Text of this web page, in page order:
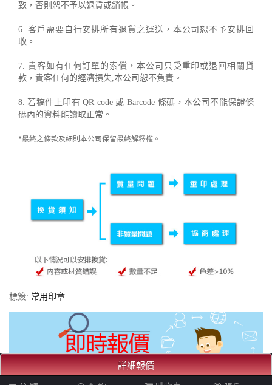
致，否則恕不予以退貨或銷帳。
6. 客戶需要自行安排所有退貨之運送，本公司恕不予安排回
收。
7. 貴客如有任何訂單的索償，本公司只受重印或退回相關貨
款，貴客任何的經濟損失,本公司恕不負責。
8. 若稿件上印有 QR code 或 Barcode 條碼，本公司不能保證條
碼內的資料能讀取正常。
*最終之條款及細則本公司保留最終解釋權。
標簽: 常用印章
詳細報價